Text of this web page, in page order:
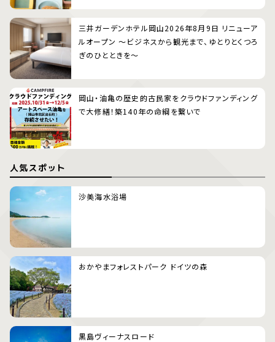
三井ガーデンホテル岡山2026年8月9日 リニューア
ルオープン 〜ビジネスから観光まで、ゆとりとくつろ
ぎのひとときを〜
岡山・油亀の歴史的古民家をクラウドファンディング
で大修繕！築140年の命綱を繋いで
人気スポット
沙美海水浴場
おかやまフォレストパーク ドイツの森
黒島ヴィーナスロード